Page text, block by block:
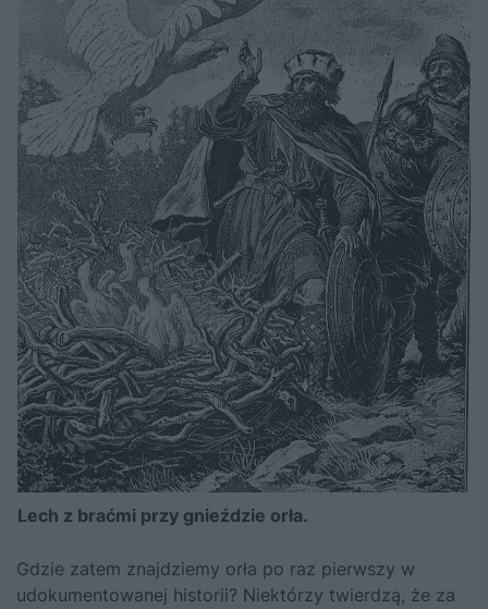
Lech z braćmi przy gnieździe orła.
Gdzie zatem znajdziemy orła po raz pierwszy w
udokumentowanej historii? Niektórzy twierdzą, że za